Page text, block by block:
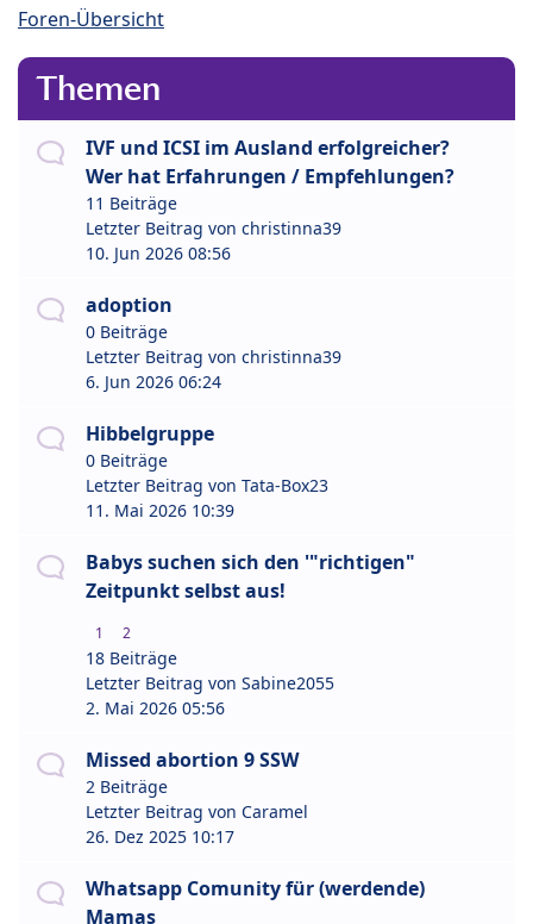
Foren-Übersicht
Themen
IVF und ICSI im Ausland erfolgreicher?
Wer hat Erfahrungen / Empfehlungen?
11 Beiträge
Letzter Beitrag von christinna39
10. Jun 2026 08:56
adoption
0 Beiträge
Letzter Beitrag von christinna39
6. Jun 2026 06:24
Hibbelgruppe
0 Beiträge
Letzter Beitrag von Tata-Box23
11. Mai 2026 10:39
Babys suchen sich den '"richtigen"
Zeitpunkt selbst aus!
1 2
18 Beiträge
Letzter Beitrag von Sabine2055
2. Mai 2026 05:56
Missed abortion 9 SSW
2 Beiträge
Letzter Beitrag von Caramel
26. Dez 2025 10:17
Whatsapp Comunity für (werdende)
Mamas